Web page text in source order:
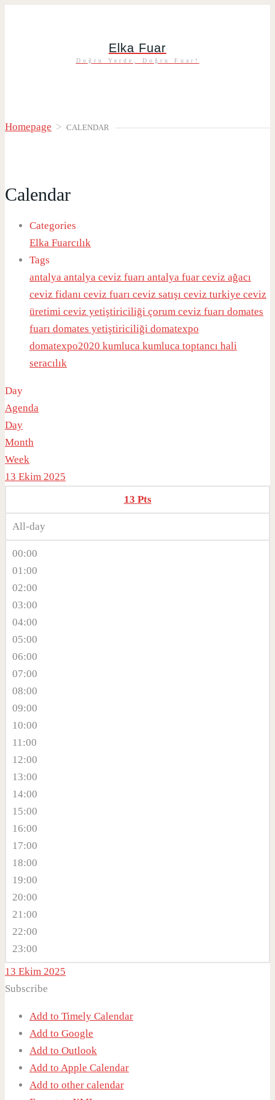
Elka Fuar
Doğru Yerde, Doğru Fuar!
Homepage > CALENDAR
Calendar
Categories
Elka Fuarcılık
Tags
antalya antalya ceviz fuarı antalya fuar ceviz ağacı
ceviz fidanı ceviz fuarı ceviz satışı ceviz turkiye ceviz
üretimi ceviz yetiştiriciliği çorum ceviz fuarı domates
fuarı domates yetiştiriciliği domatexpo
domatexpo2020 kumluca kumluca toptancı hali
seracılık
Day
Agenda
Day
Month
Week
13 Ekim 2025
13 Pts
All-day
00:00
01:00
02:00
03:00
04:00
05:00
06:00
07:00
08:00
09:00
10:00
11:00
12:00
13:00
14:00
15:00
16:00
17:00
18:00
19:00
20:00
21:00
22:00
23:00
13 Ekim 2025
Subscribe
Add to Timely Calendar
Add to Google
Add to Outlook
Add to Apple Calendar
Add to other calendar